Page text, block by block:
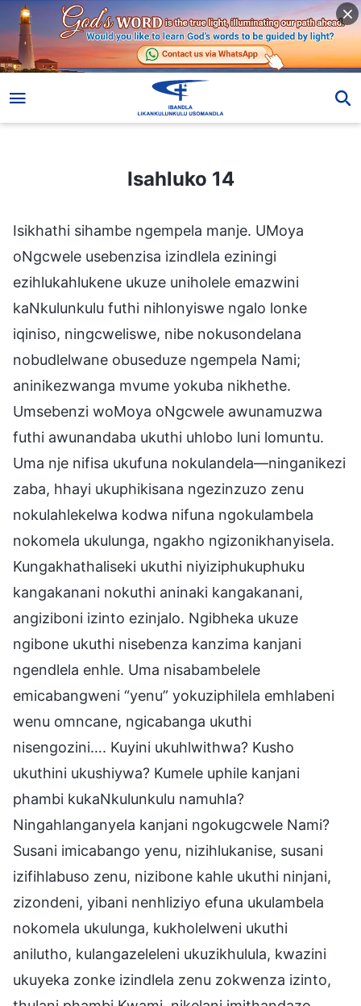
Isahluko 14
Isikhathi sihambe ngempela manje. UMoya
oNgcwele usebenzisa izindlela eziningi
ezihlukahlukene ukuze uniholele emazwini
kaNkulunkulu futhi nihlonyiswe ngalo lonke
iqiniso, ningcweliswe, nibe nokusondelana
nobudlelwane obuseduze ngempela Nami;
aninikezwanga mvume yokuba nikhethe.
Umsebenzi woMoya oNgcwele awunamuzwa
futhi awunandaba ukuthi uhlobo luni lomuntu.
Uma nje nifisa ukufuna nokulandela—ninganikezi
zaba, hhayi ukuphikisana ngezinzuzo zenu
nokulahlekelwa kodwa nifuna ngokulambela
nokomela ukulunga, ngakho ngizonikhanyisela.
Kungakhathaliseki ukuthi niyiziphukuphuku
kangakanani nokuthi aninaki kangakanani,
angiziboni izinto ezinjalo. Ngibheka ukuze
ngibone ukuthi nisebenza kanzima kanjani
ngendlela enhle. Uma nisabambelele
emicabangweni “yenu” yokuziphilela emhlabeni
wenu omncane, ngicabanga ukuthi
nisengozini…. Kuyini ukuhlwithwa? Kusho
ukuthini ukushiywa? Kumele uphile kanjani
phambi kukaNkulunkulu namuhla?
Ningahlanganyela kanjani ngokugcwele Nami?
Susani imicabango yenu, nizihlukanise, susani
izifihlabuso zenu, nizibone kahle ukuthi ninjani,
zizondeni, yibani nenhliziyo efuna ukulambela
nokomela ukulunga, kukholelweni ukuthi
anilutho, kulangazeleleni ukuzikhulula, kwazini
ukuyeka zonke izindlela zenu zokwenza izinto,